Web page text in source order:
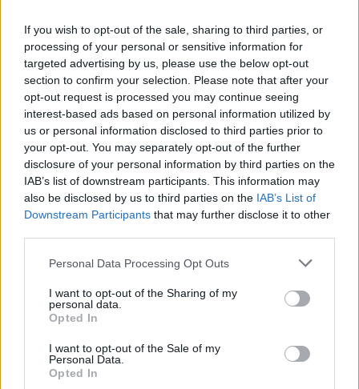
If you wish to opt-out of the sale, sharing to third parties, or
processing of your personal or sensitive information for
targeted advertising by us, please use the below opt-out
section to confirm your selection. Please note that after your
opt-out request is processed you may continue seeing
interest-based ads based on personal information utilized by
us or personal information disclosed to third parties prior to
your opt-out. You may separately opt-out of the further
disclosure of your personal information by third parties on the
IAB’s list of downstream participants. This information may
also be disclosed by us to third parties on the IAB’s List of
Downstream Participants that may further disclose it to other
Personal Data Processing Opt Outs
I want to opt-out of the Sharing of my
personal data.
Opted In
I want to opt-out of the Sale of my
Personal Data.
Opted In
possiamo fare contatto più di tanto, rischiamo
degli infortuni, sarebbe servita un’amichevole.
Come se per i Francesi o gli Inglesi fosse
diverso).
Si continua a parlare di grinta e di voglia, ma
quelle non sono mai state in dubbio. Il fatto è
che non sono minimamente sufficienti per
essere competitivi con Nazionali che vivono il
rugby non come una pratica sportiva, ma come
crederci non basta, ma ora come ora il dubbio
legittimo è che in questo progetto non ci si
creda, davvero, fino in fondo.